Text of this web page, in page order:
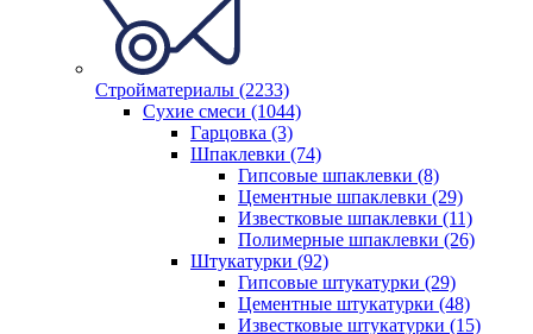
Стройматериалы (2233)
Сухие смеси (1044)
Гарцовка (3)
Шпаклевки (74)
Гипсовые шпаклевки (8)
Цементные шпаклевки (29)
Известковые шпаклевки (11)
Полимерные шпаклевки (26)
Штукатурки (92)
Гипсовые штукатурки (29)
Цементные штукатурки (48)
Известковые штукатурки (15)